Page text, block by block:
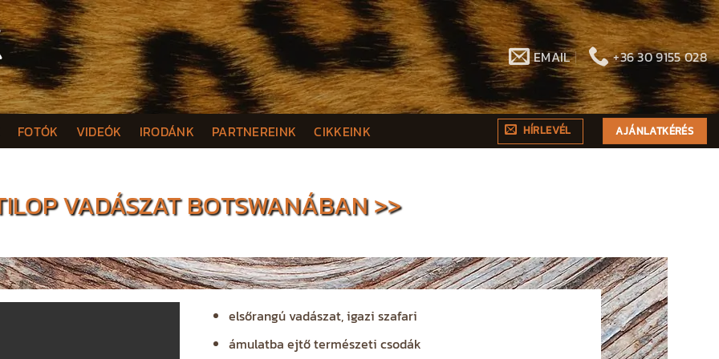
EMAIL +36 30 9155 028
FOTÓK VIDEÓK IRODÁNK PARTNEREINK CIKKEINK HÍRLEVÉL AJÁNLATKÉRÉS
VADÁSZAT BOTSWANÁBAN >>
elsőrangú vadászat, igazi szafari
ámulatba ejtő természeti csodák